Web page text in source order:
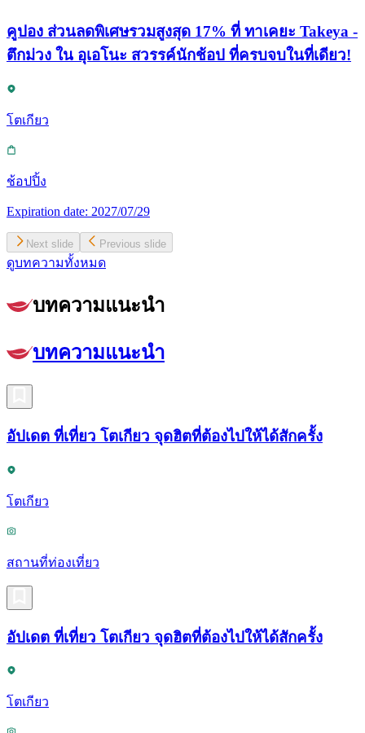
คูปอง ส่วนลดพิเศษรวมสูงสุด 17% ที่ ทาเคยะ Takeya -
ตึกม่วง ใน อุเอโนะ สวรรค์นักช้อป ที่ครบจบในที่เดียว!
โตเกียว
ช้อปปิ้ง
Expiration date: 2027/07/29
Next slide Previous slide
ดูบทความทั้งหมด
บทความแนะนำ
บทความแนะนำ
อัปเดต ที่เที่ยว โตเกียว จุดฮิตที่ต้องไปให้ได้สักครั้ง
โตเกียว
สถานที่ท่องเที่ยว
อัปเดต ที่เที่ยว โตเกียว จุดฮิตที่ต้องไปให้ได้สักครั้ง
โตเกียว